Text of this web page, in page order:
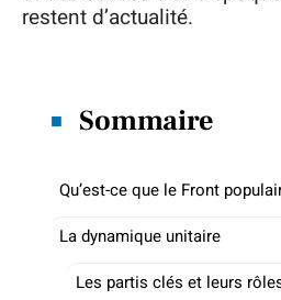
restent d’actualité.
Sommaire
Qu’est-ce que le Front
La dynamique unitaire
Les partis clés et leurs